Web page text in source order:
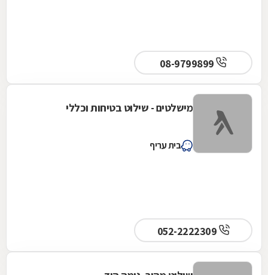
08-9799899
מישלטים - שילוט בטיחות וכללי
בית עריף